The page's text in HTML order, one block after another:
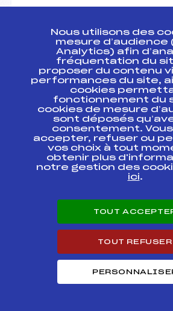
ONAM0041.FFS
FRANCE DE
ROLLERSKI
PROLOGUE
FNAM0428.FFS
FRANCE
SKIATHLON
FNAM0426
RELAIS FOND
HOMMES
FRANCE
FNAM0423
FRANCE
FNAM0421.FFS
FRANCE JEU /
COUPE
Nous utilisons des
mesure d’audience
Analytics) afin
fréquentation du
proposer du contenu
performances du site,
cookies
fonctionnement du
cookies de mesure
sont déposés
consentement.
accepter, refuser ou
vos choix à tout
obtenir plus
notre gestion des
ici.
TOUT
TOUT REFUSER